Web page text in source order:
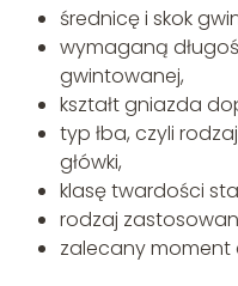
średnicę i skok
wymaganą
gwintowanej,
kształt gniazda
typ łba, czyli
główki,
klasę twardości
rodzaj
zalecany moment